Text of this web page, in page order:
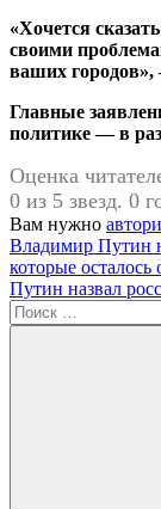
«Хочется
своими
ваших
Главные
политике — в
Оценка
0 из 5 звезд. 0
Вам нужно
Навигация
по
записям
Предыдущая
запись:
Владимир Путин
которые осталось
Следующая
запись:
Путин назвал
Поиск
для: